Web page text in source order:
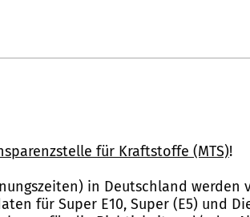
für Kraftstoffe (MTS)!
in Deutschland
für Super E10, Super (E5) und